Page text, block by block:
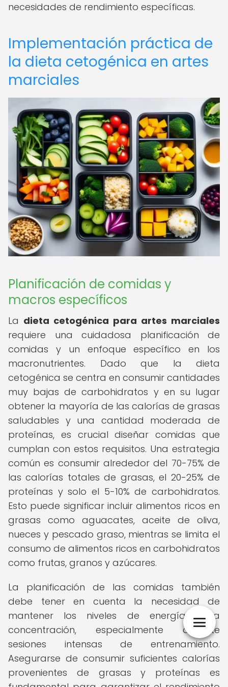
necesidades de rendimiento específicas.
Implementación práctica de
la dieta cetogénica en artes
marciales
Planificación de comidas y
macros específicos
La dieta cetogénica para artes marciales
requiere una cuidadosa planificación de
comidas y un enfoque específico en los
macronutrientes. Dado que la dieta
cetogénica se centra en consumir cantidades
muy bajas de carbohidratos y en su lugar
obtener la mayoría de las calorías de grasas
saludables y una cantidad moderada de
proteínas, es crucial diseñar comidas que
cumplan con estos requisitos. Una estrategia
común es consumir alrededor del 70-75% de
las calorías totales de grasas, el 20-25% de
proteínas y solo el 5-10% de carbohidratos.
Esto puede significar incluir alimentos ricos en
grasas como aguacates, aceite de oliva,
nueces y pescado graso, mientras se limita el
consumo de alimentos ricos en carbohidratos
como frutas, granos y azúcares.
La planificación de las comidas también
debe tener en cuenta la necesidad de
mantener los niveles de energía y la
concentración, especialmente durante
sesiones intensas de entrenamiento.
Asegurarse de consumir suficientes calorías
provenientes de grasas y proteínas es